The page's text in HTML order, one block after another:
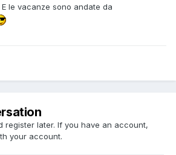
le vacanze sono andate da
register later. If you have an account,
your account.